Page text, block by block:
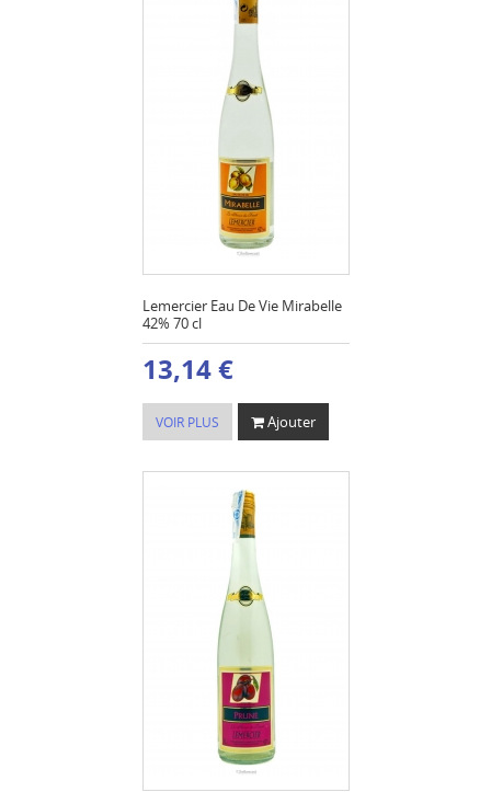
Lemercier Eau De Vie Mirabelle
42% 70 cl
13,14 €
VOIR PLUS Ajouter